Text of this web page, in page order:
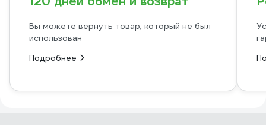
Вы можете вернуть товар, который не был
использован
Подробнее